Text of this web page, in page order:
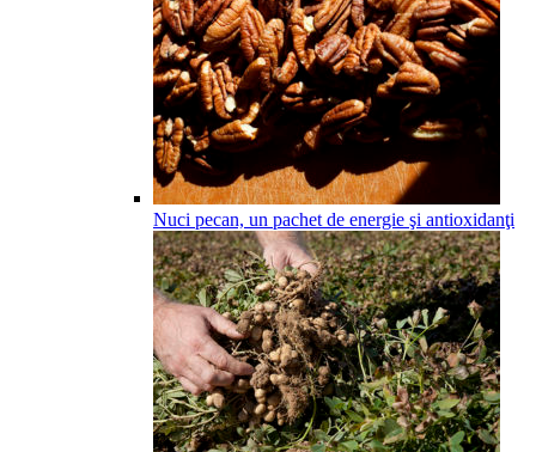
Nuci pecan, un pachet de energie şi antioxidanţi